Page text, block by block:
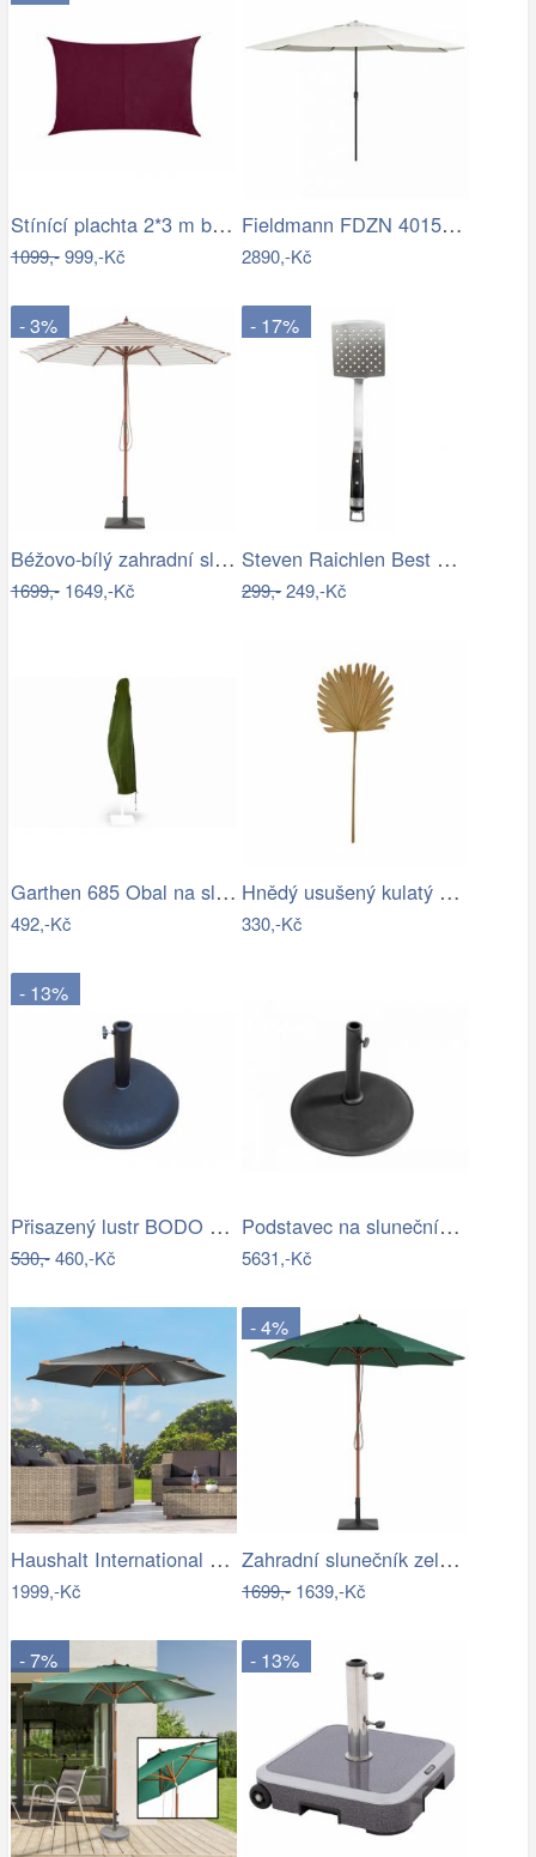
Stínící plachta 2*3 m bordó
1099,-999,-Kč
Fieldmann FDZN 4015 krémová
2890,-Kč
- 3%
Béžovo-bílý zahradní slunečník ⌀260 cm…
1699,-1649,-Kč
- 17%
Steven Raichlen Best of Barbecue…
299,-249,-Kč
Garthen 685 Obal na slunečník s…
492,-Kč
Hnědý usušený kulatý dekorativní list…
330,-Kč
- 13%
Přisazený lustr BODO 1xE27/60W/230V…
530,-460,-Kč
Podstavec na slunečník 50kg-GD
5631,-Kč
Haushalt International Dřevěný…
1999,-Kč
- 4%
Zahradní slunečník zelený kruhový…
1699,-1639,-Kč
- 7% - 13%